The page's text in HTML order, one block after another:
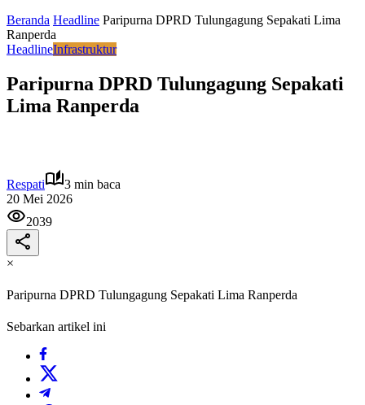
Beranda Headline Paripurna DPRD Tulungagung Sepakati Lima
Ranperda
HeadlineInfrastruktur
Paripurna DPRD Tulungagung Sepakati
Lima Ranperda
Respati
3 min baca
20 Mei 2026
2039
×
Paripurna DPRD Tulungagung Sepakati Lima Ranperda
Sebarkan artikel ini